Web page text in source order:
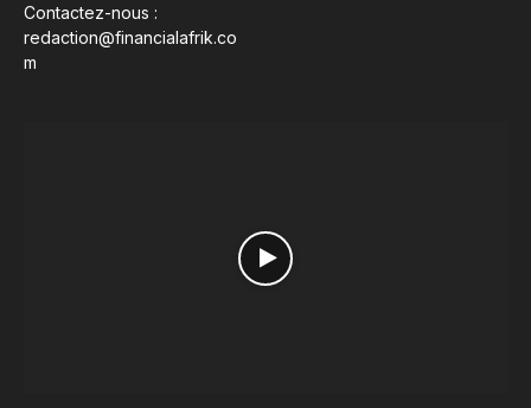
Contactez-nous :
redaction@financialafrik.co
m